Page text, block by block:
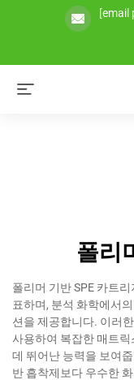
[email
폴리
폴리머 기반 SPE 카트
표하며, 분석 화학에서
션을 제공합니다. 이러
사용하여 복잡한 매트
데 뛰어난 능력을 보여
반 흡착제보다 우수한